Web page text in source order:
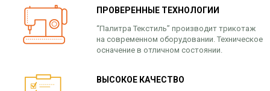
ПРОВЕРЕННЫЕ ТЕХНОЛОГИИ
“Палитра Текстиль” производит трикотаж
на современном оборудовании. Техническое
осначение в отличном состоянии.
ВЫСОКОЕ КАЧЕСТВО